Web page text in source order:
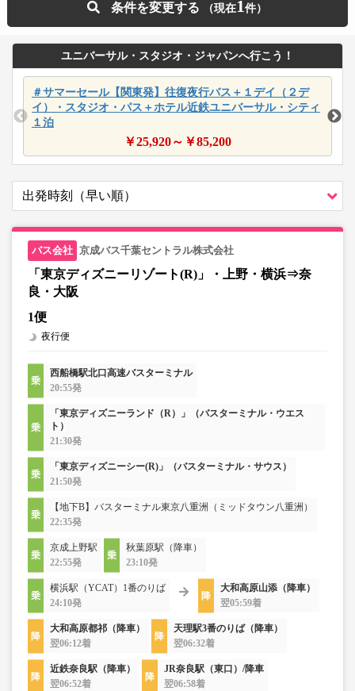
条件を変更する 1
ユニバーサル・スタジオ・ジャパンへ行こう！
＃サマーセール【関東発】往復夜行バス＋１デイ（２デ
イ）・スタジオ・パス＋ホテル近鉄ユニバーサル・シティ
１泊
￥25,920～￥85,200
京成バス千葉セントラル株式会社
「東京ディズニーリゾート(R)」・上野・横浜⇒奈
良・大阪
1便
夜行便
西船橋駅北口高速バスターミナル
20:55発
「東京ディズニーランド（R）」（バスターミナル・ウエス
ト）
21:30発
「東京ディズニーシー(R)」（バスターミナル・サウス）
21:50発
【地下B】バスターミナル東京八重洲（ミッドタウン八重洲）
22:35発
京成上野駅
22:55発
秋葉原駅（降車）
23:10発
横浜駅（YCAT）1番のりば
24:10発
大和高原山添（降車）
翌05:59着
大和高原都祁（降車）
翌06:12着
天理駅3番のりば（降車）
翌06:32着
近鉄奈良駅（降車）
翌06:52着
JR奈良駅（東口）/降車
翌06:58着